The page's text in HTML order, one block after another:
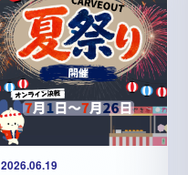
2026.06.19